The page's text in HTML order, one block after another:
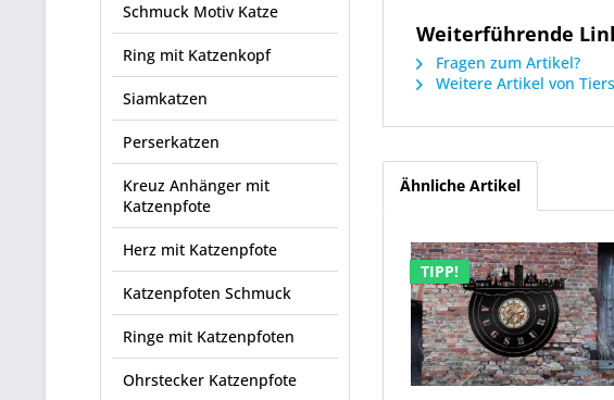
Schmuck Motiv Katze
Ring mit Katzenkopf
Siamkatzen
Perserkatzen
Kreuz Anhänger mit
Katzenpfote
Herz mit Katzenpfote
Katzenpfoten Schmuck
Ringe mit Katzenpfoten
Ohrstecker Katzenpfote
Weiterführende
Fragen zum Artikel?
Weitere Artikel von
Ähnliche Artikel
TIPP!